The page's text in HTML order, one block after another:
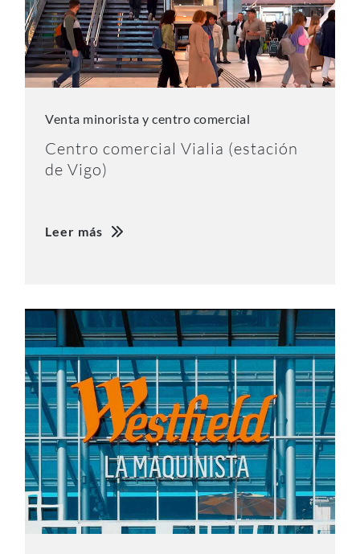
Venta minorista y centro comercial
Centro comercial Vialia (estación
de Vigo)
Leer más